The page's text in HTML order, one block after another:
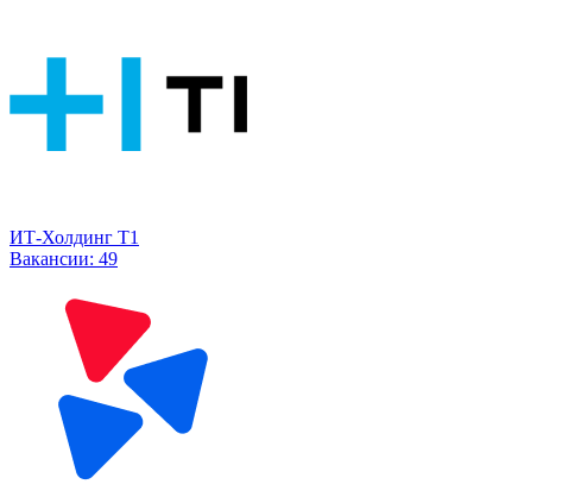
ИТ-Холдинг Т1
Вакансии: 49